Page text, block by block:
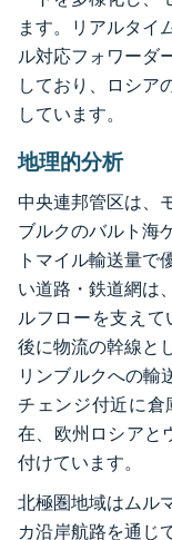
ます。リアルタイ
ル対応フォワーダ
しており、ロシア
しています。
地理的分析
中央連邦管区は、
ブルクのバルト海
トマイル輸送量で
い道路・鉄道網は
ルフローを支えて
後に物流の幹線と
リンブルクへの輸
チェンジ付近に
在、欧州ロシアと
付けています。
北極圏地域はムル
カ沿岸航路を通じ